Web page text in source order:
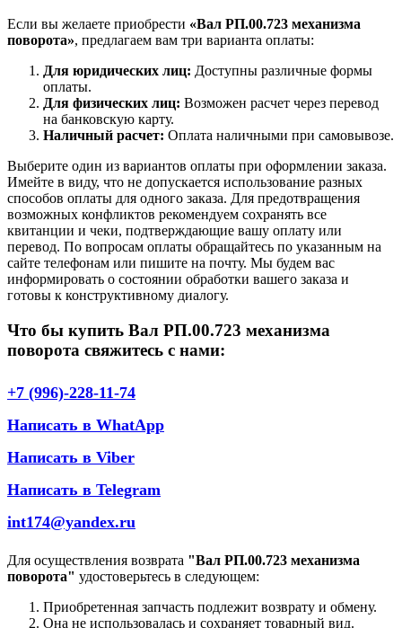
Если вы желаете приобрести «Вал РП.00.723 механизма
поворота», предлагаем вам три варианта оплаты:
Для юридических лиц: Доступны различные формы
оплаты.
Для физических лиц: Возможен расчет через перевод
на банковскую карту.
Наличный расчет: Оплата наличными при самовывозе.
Выберите один из вариантов оплаты при оформлении заказа.
Имейте в виду, что не допускается использование разных
способов оплаты для одного заказа. Для предотвращения
возможных конфликтов рекомендуем сохранять все
квитанции и чеки, подтверждающие вашу оплату или
перевод. По вопросам оплаты обращайтесь по указанным на
сайте телефонам или пишите на почту. Мы будем вас
информировать о состоянии обработки вашего заказа и
готовы к конструктивному диалогу.
Что бы купить Вал РП.00.723 механизма
поворота свяжитесь с нами:
+7 (996)-228-11-74
Написать в WhatApp
Написать в Viber
Написать в Telegram
int174@yandex.ru
Для осуществления возврата "Вал РП.00.723 механизма
поворота" удостоверьтесь в следующем:
Приобретенная запчасть подлежит возврату и обмену.
Она не использовалась и сохраняет товарный вид.